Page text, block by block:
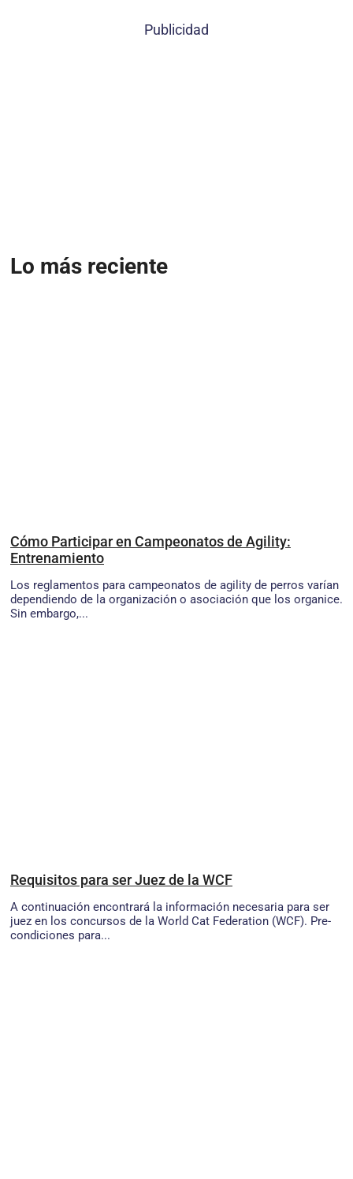
Publicidad
Lo más reciente
Cómo Participar en Campeonatos de Agility:
Entrenamiento
Los reglamentos para campeonatos de agility de perros varían
dependiendo de la organización o asociación que los organice.
Sin embargo,...
Requisitos para ser Juez de la WCF
A continuación encontrará la información necesaria para ser
juez en los concursos de la World Cat Federation (WCF). Pre-
condiciones para...